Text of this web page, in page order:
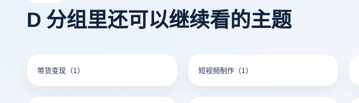
D 分组里还可以继续看的主题
带货变现 （1） 短视频制作 （1）